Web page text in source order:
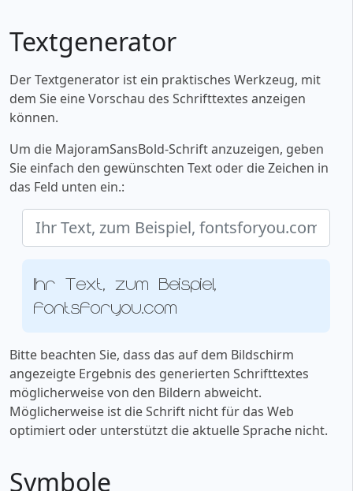
Textgenerator
Der Textgenerator ist ein praktisches Werkzeug, mit
dem Sie eine Vorschau des Schrifttextes anzeigen
können.
Um die MajoramSansBold-Schrift anzuzeigen, geben
Sie einfach den gewünschten Text oder die Zeichen in
das Feld unten ein.:
Ihr Text, zum Beispiel,
fontsforyou.com
Bitte beachten Sie, dass das auf dem Bildschirm
angezeigte Ergebnis des generierten Schrifttextes
möglicherweise von den Bildern abweicht.
Möglicherweise ist die Schrift nicht für das Web
optimiert oder unterstützt die aktuelle Sprache nicht.
Symbole